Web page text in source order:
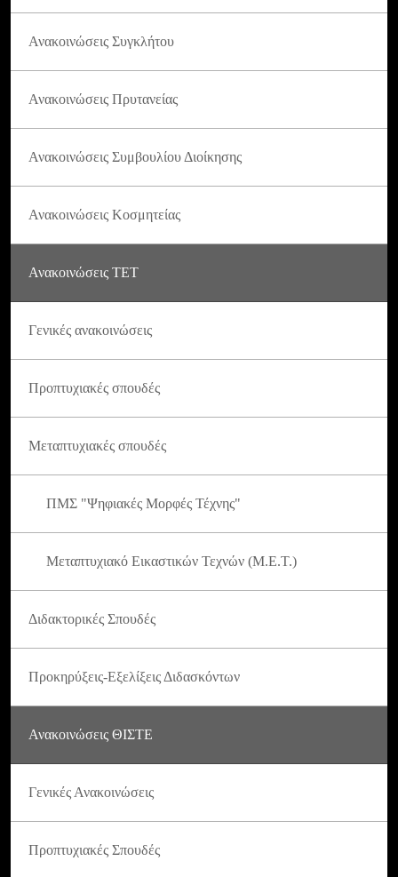
Ανακοινώσεις Συγκλήτου
Ανακοινώσεις Πρυτανείας
Ανακοινώσεις Συμβουλίου Διοίκησης
Ανακοινώσεις Κοσμητείας
Ανακοινώσεις ΤΕΤ
Γενικές ανακοινώσεις
Προπτυχιακές σπουδές
Μεταπτυχιακές σπουδές
ΠΜΣ "Ψηφιακές Μορφές Τέχνης"
Μεταπτυχιακό Εικαστικών Τεχνών (Μ.Ε.Τ.)
Διδακτορικές Σπουδές
Προκηρύξεις-Εξελίξεις Διδασκόντων
Ανακοινώσεις ΘΙΣΤΕ
Γενικές Ανακοινώσεις
Προπτυχιακές Σπουδές